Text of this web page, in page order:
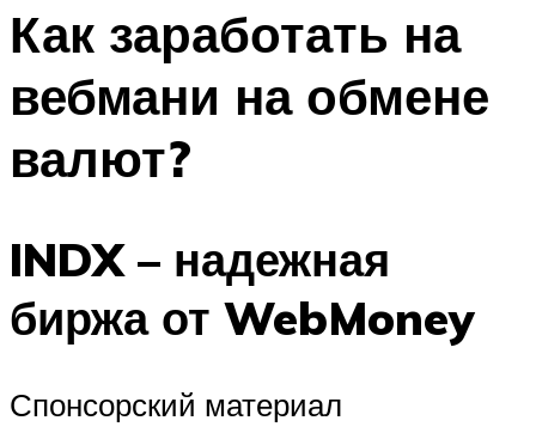
Как заработать на
вебмани на обмене
валют?
INDX – надежная
биржа от WebMoney
Спонсорский материал